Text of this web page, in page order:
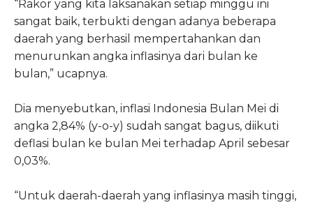
“Rakor yang kita laksanakan setiap minggu ini
sangat baik, terbukti dengan adanya beberapa
daerah yang berhasil mempertahankan dan
menurunkan angka inflasinya dari bulan ke
bulan,” ucapnya.
Dia menyebutkan, inflasi Indonesia Bulan Mei di
angka 2,84% (y-o-y) sudah sangat bagus, diikuti
deflasi bulan ke bulan Mei terhadap April sebesar
0,03%.
“Untuk daerah-daerah yang inflasinya masih tinggi,